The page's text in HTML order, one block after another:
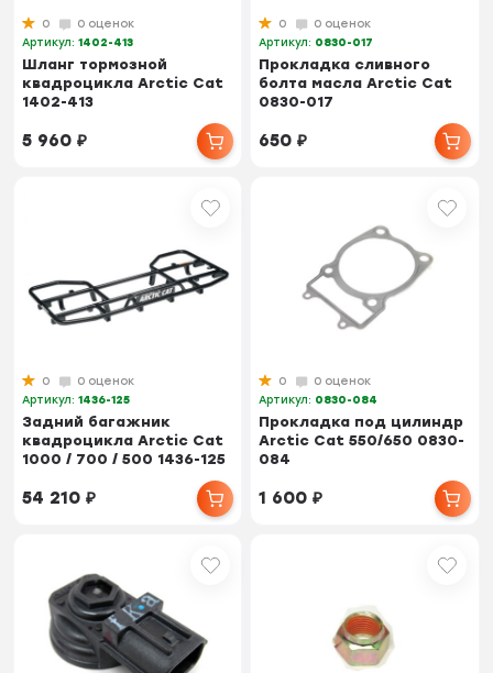
0
0 оценок
Артикул:1402-413
Шланг тормозной
квадроцикла Arctic Cat
1402-413
5 960₽
0
0 оценок
Артикул: 0830-017
Прокладка сливного
болта масла Arctic Cat
0830-017
650₽
0
0 оценок
Артикул:1436-125
Задний багажник
квадроцикла Arctic Cat
1000 / 700 / 500 1436-125
54 210₽
0
0 оценок
Артикул: 0830-084
Прокладка под цилиндр
Arctic Cat 550/650 0830-
084
1 600₽